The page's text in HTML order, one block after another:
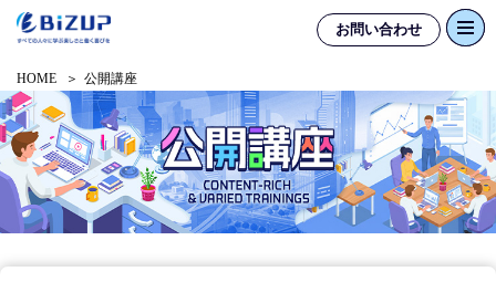
お問い合わせ
HOME 公開講座